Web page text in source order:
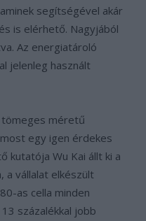
segítségével akár
is elérhető. Nagyjából
Az energiatároló
jelenleg használt
tömeges méretű
egy igen érdekes
kutatója Wu Kai állt ki a
a vállalat elkészült
as cella minden
százalékkal jobb